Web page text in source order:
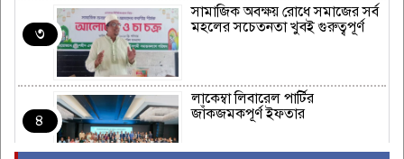
৩
সামাজিক অবক্ষয় রোধে সমাজের সর্ব
মহলের সচেতনতা খুবই গুরুত্বপূর্ণ
৪
লাকেম্বা লিবারেল পার্টির
জাঁকজমকপূর্ণ ইফতার